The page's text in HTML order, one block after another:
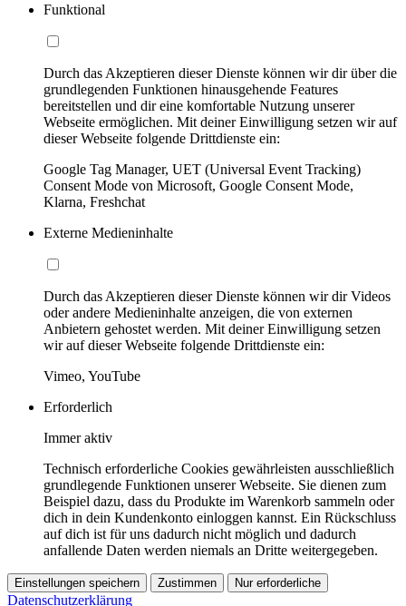
Funktional
Durch das Akzeptieren dieser Dienste können wir dir über die
grundlegenden Funktionen hinausgehende Features
bereitstellen und dir eine komfortable Nutzung unserer
Webseite ermöglichen. Mit deiner Einwilligung setzen wir auf
dieser Webseite folgende Drittdienste ein:
Google Tag Manager, UET (Universal Event Tracking)
Consent Mode von Microsoft, Google Consent Mode,
Klarna, Freshchat
Externe Medieninhalte
Durch das Akzeptieren dieser Dienste können wir dir Videos
oder andere Medieninhalte anzeigen, die von externen
Anbietern gehostet werden. Mit deiner Einwilligung setzen
wir auf dieser Webseite folgende Drittdienste ein:
Vimeo, YouTube
Erforderlich
Immer aktiv
Technisch erforderliche Cookies gewährleisten ausschließlich
grundlegende Funktionen unserer Webseite. Sie dienen zum
Beispiel dazu, dass du Produkte im Warenkorb sammeln oder
dich in dein Kundenkonto einloggen kannst. Ein Rückschluss
auf dich ist für uns dadurch nicht möglich und dadurch
anfallende Daten werden niemals an Dritte weitergegeben.
Einstellungen speichern Zustimmen Nur erforderliche
Datenschutzerklärung